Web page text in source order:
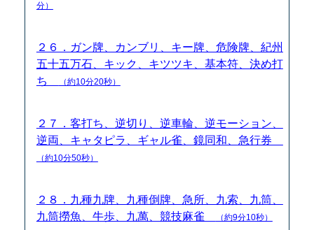
分）
２６．ガン牌、カンブリ、キー牌、危険牌、紀州
五十五万石、キック、キツツキ、基本符、決め打
ち
（約10分20秒）
２７．客打ち、逆切り、逆車輪、逆モーション、
逆両、キャタピラ、ギャル雀、鏡同和、急行券
（約10分50秒）
２８．九種九牌、九種倒牌、急所、九索、九筒、
九筒撈魚、牛歩、九萬、競技麻雀
（約9分10秒）